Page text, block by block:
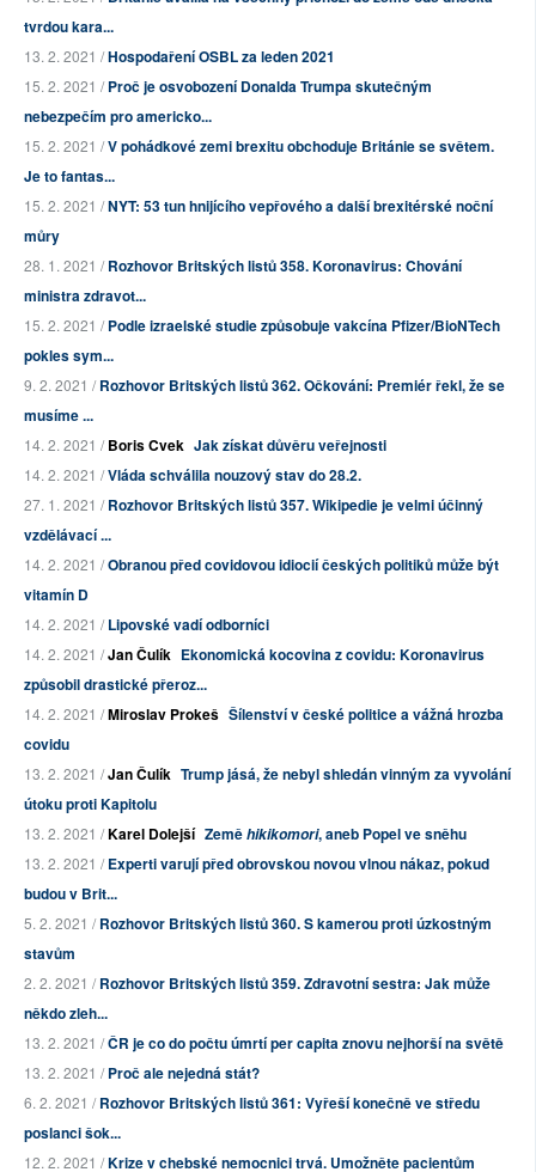
tvrdou kara...
13. 2. 2021 /Hospodaření OSBL za leden 2021
15. 2. 2021 /Proč je osvobození Donalda Trumpa skutečným
nebezpečím pro americko...
15. 2. 2021 /V pohádkové zemi brexitu obchoduje Británie se světem.
Je to fantas...
15. 2. 2021 /NYT: 53 tun hnijícího vepřového a další brexitérské noční
můry
28. 1. 2021 /Rozhovor Britských listů 358. Koronavirus: Chování
ministra zdravot...
15. 2. 2021 /Podle izraelské studie způsobuje vakcína Pfizer/BioNTech
pokles sym...
9. 2. 2021 /Rozhovor Britských listů 362. Očkování: Premiér řekl, že se
musíme ...
14. 2. 2021 /Boris Cvek Jak získat důvěru veřejnosti
14. 2. 2021 /Vláda schválila nouzový stav do 28.2.
27. 1. 2021 /Rozhovor Britských listů 357. Wikipedie je velmi účinný
vzdělávací ...
14. 2. 2021 /Obranou před covidovou idiocií českých politiků může být
vitamín D
14. 2. 2021 /Lipovské vadí odborníci
14. 2. 2021 /Jan Čulík Ekonomická kocovina z covidu: Koronavirus
způsobil drastické přeroz...
14. 2. 2021 /Miroslav Prokeš Šílenství v české politice a vážná hrozba
covidu
13. 2. 2021 /Jan Čulík Trump jásá, že nebyl shledán vinným za vyvolání
útoku proti Kapitolu
13. 2. 2021 /Karel Dolejší Zeměhikikomori, aneb Popel ve sněhu
13. 2. 2021 /Experti varují před obrovskou novou vlnou nákaz, pokud
budou v Brit...
5. 2. 2021 /Rozhovor Britských listů 360. S kamerou proti úzkostným
stavům
2. 2. 2021 /Rozhovor Britských listů 359. Zdravotní sestra: Jak může
někdo zleh...
13. 2. 2021 /ČR je co do počtu úmrtí per capita znovu nejhorší na světě
13. 2. 2021 /Proč ale nejedná stát?
6. 2. 2021 /Rozhovor Britských listů 361: Vyřeší konečně ve středu
poslanci šok...
12. 2. 2021 /Krize v chebské nemocnici trvá. Umožněte pacientům